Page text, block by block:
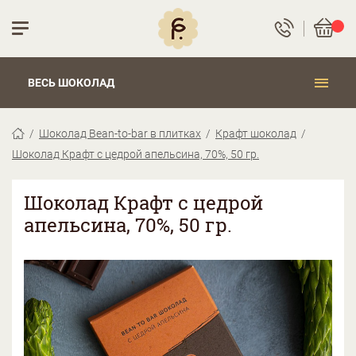
ВЕСЬ ШОКОЛАД
Шоколад Bean-to-bar в плитках
Крафт шоколад
Шоколад Крафт с цедрой апельсина, 70%, 50 гр.
Шоколад Крафт с цедрой
апельсина, 70%, 50 гр.